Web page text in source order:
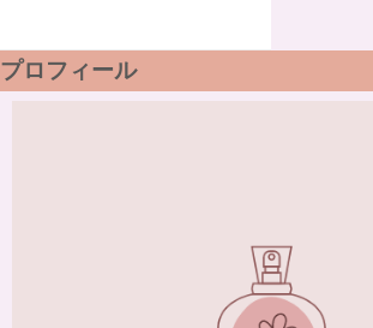
プロフィール